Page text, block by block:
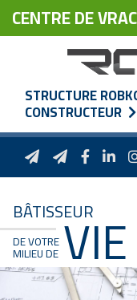
CENTRE DE
STRUCTURE
CONSTRUCTEUR
BÂTISSEUR
DE VOTRE
MILIEU DE VIE